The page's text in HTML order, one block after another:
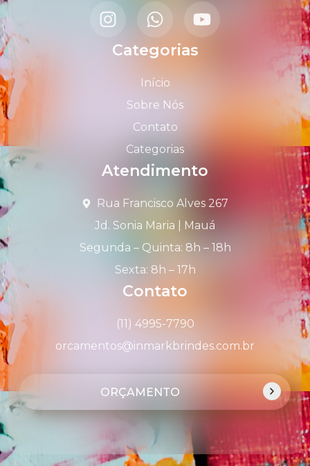
Categorias
Início
Sobre Nós
Contato
Categorias
Atendimento
Rua Francisco Alves 267
Jd. Sonia Maria | Mauá
Segunda – Quinta: 8h – 18h
Sexta: 8h – 17h
Contato
(11) 4995-7790
orcamentos@inmarkbrindes.com.br
ORÇAMENTO